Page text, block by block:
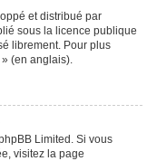
et distribué par
sous la licence publique
librement. Pour plus
» (en anglais).
Limited. Si vous
visitez la page